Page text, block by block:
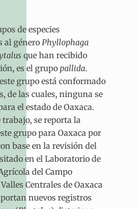
de especies
al género Phyllophaga
que han recibido
es el grupo pallida.
grupo está conformado
de las cuales, ninguna se
el estado de Oaxaca.
trabajo, se reporta la
grupo para Oaxaca por
base en la revisión del
en el Laboratorio de
del Campo
Centrales de Oaxaca
nuevos registros